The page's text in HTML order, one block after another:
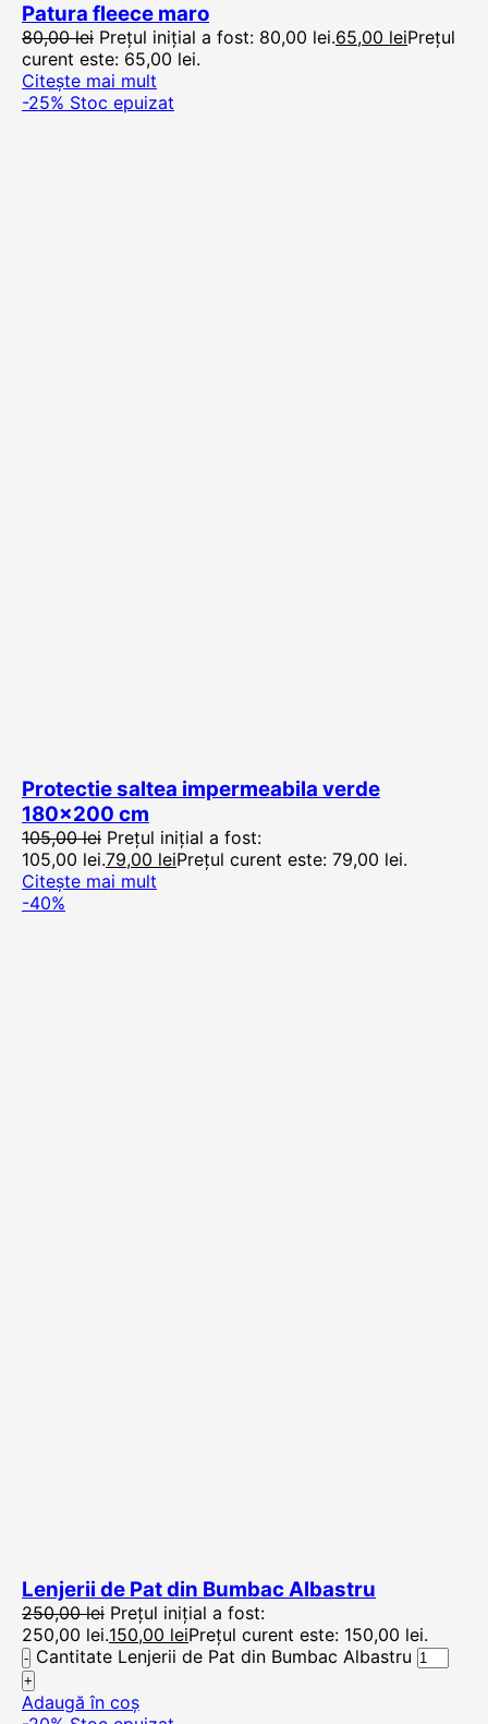
Patura fleece maro
80,00lei Prețul inițial a fost: 80,00 lei.65,00 leiPrețul
curent este: 65,00 lei.
Citește mai mult
-25% Stoc epuizat
Protectie saltea impermeabila verde
180×200 cm
105,00lei Prețul inițial a fost:
105,00 lei.79,00 leiPrețul curent este: 79,00 lei.
Citește mai mult
-40%
Lenjerii de Pat din Bumbac Albastru
250,00lei Prețul inițial a fost:
250,00 lei.150,00 leiPrețul curent este: 150,00 lei.
Cantitate Lenjerii de Pat din Bumbac Albastru
Adaugă în coș